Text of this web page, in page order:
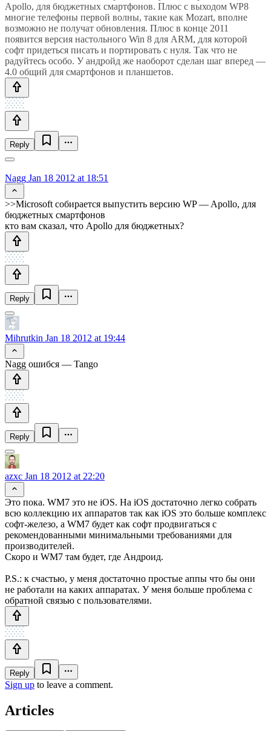
Apollo, для бюджетных смартфонов. Плюс с выходом WP8
многие телефоны первой волны, такие как Mozart, вполне
возможно не получат обновления. Плюс в конце 2011
появится версия настольного Win 8 для ARM, для которой
софт придеться писать и портировать с нуля. Так что не
радуйтесь особо. У андройд же наоборот сделан шаг вперед —
4.0 общий для смартфонов и планшетов.
Reply
Nagg Jan 18 2012 at 18:51
>>Microsoft собирается выпустить версию WP — Apollo, для
бюджетных смартфонов
кто вам сказал, что Apollo для бюджетных?
Reply
Mihrutkin Jan 18 2012 at 19:44
Nagg ошибся — Tango
Reply
azxc Jan 18 2012 at 22:20
Это пока. WM7 это не iOS. На iOS достаточно легко собрать
всю коллекцию их аппаратов так как iOS это больше комплекс
софт-железо, а WM7 будет как софт продвигаться с
рекомендованными минимальными требованиями для
производителей.
Скоро и WM7 там будет, где Андроид.
P.S.: к счастью, у меня достаточно простые аппы что бы они
не работали на каких аппаратах. У меня больше проблема с
обратной связью с пользователями.
Reply
Sign up to leave a comment.
Articles